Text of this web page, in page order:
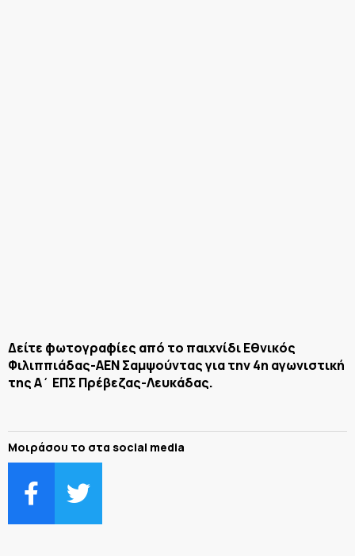
Δείτε φωτογραφίες από το παιχνίδι Εθνικός
Φιλιππιάδας-ΑΕΝ Σαμψούντας για την 4η αγωνιστική
της Α΄ ΕΠΣ Πρέβεζας-Λευκάδας.
Μοιράσου το στα social media